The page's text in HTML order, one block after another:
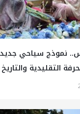
نموذج سياحي جديد
التقليدية والتاريخ